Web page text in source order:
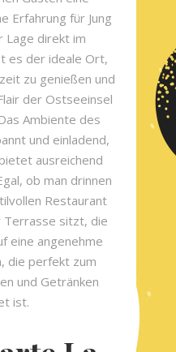
Erfahrung für Jung
Lage direkt im
es der ideale Ort,
zu genießen und
der Ostseeinsel
Ambiente des
und einladend,
ausreichend
ob man drinnen
Restaurant
Terrasse sitzt, die
eine angenehme
die perfekt zum
und Getränken
ist.